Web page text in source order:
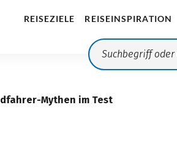
REISEZIELE REISEINSPIRATION
Mythen im Test